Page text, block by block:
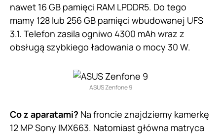
nawet 16 GB pamięci RAM LPDDR5. Do tego
mamy 128 lub 256 GB pamięci wbudowanej UFS
3.1. Telefon zasila ogniwo 4300 mAh wraz z
obsługą szybkiego ładowania o mocy 30 W.
ASUS Zenfone 9
Co z aparatami? Na froncie znajdziemy kamerkę
12 MP Sony IMX663. Natomiast główna matryca